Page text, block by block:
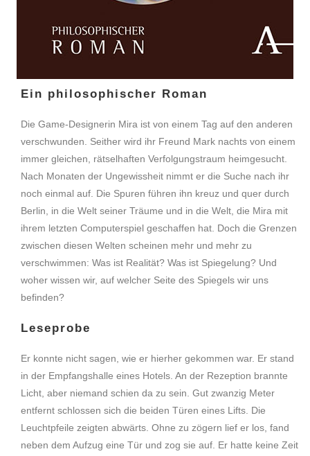
Ein philosophischer Roman
Die Game-Designerin Mira ist von einem Tag auf den anderen
verschwunden. Seither wird ihr Freund Mark nachts von einem
immer gleichen, rätselhaften Verfolgungstraum heimgesucht.
Nach Monaten der Ungewissheit nimmt er die Suche nach ihr
noch einmal auf. Die Spuren führen ihn kreuz und quer durch
Berlin, in die Welt seiner Träume und in die Welt, die Mira mit
ihrem letzten Computerspiel geschaffen hat. Doch die Grenzen
zwischen diesen Welten scheinen mehr und mehr zu
verschwimmen: Was ist Realität? Was ist Spiegelung? Und
woher wissen wir, auf welcher Seite des Spiegels wir uns
befinden?
Leseprobe
Er konnte nicht sagen, wie er hierher gekommen war. Er stand
in der Empfangshalle eines Hotels. An der Rezeption brannte
Licht, aber niemand schien da zu sein. Gut zwanzig Meter
entfernt schlossen sich die beiden Türen eines Lifts. Die
Leuchtpfeile zeigten abwärts. Ohne zu zögern lief er los, fand
neben dem Aufzug eine Tür und zog sie auf. Er hatte keine Zeit